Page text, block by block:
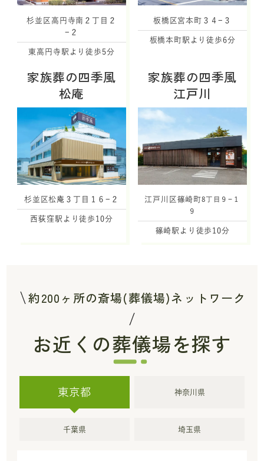
杉並区高円寺南２丁目２
−２
東高円寺駅より徒歩5分
板橋区宮本町３４−３
板橋本町駅より徒歩6分
家族葬の四季風
松庵
杉並区松庵３丁目１６−２
西荻窪駅より徒歩10分
家族葬の四季風
江戸川
江戸川区篠崎町8丁目９−１
９
篠崎駅より徒歩10分
約200ヶ所の斎場(葬儀場)ネットワーク
お近くの葬儀場を探す
東京都 神奈川県
千葉県 埼玉県